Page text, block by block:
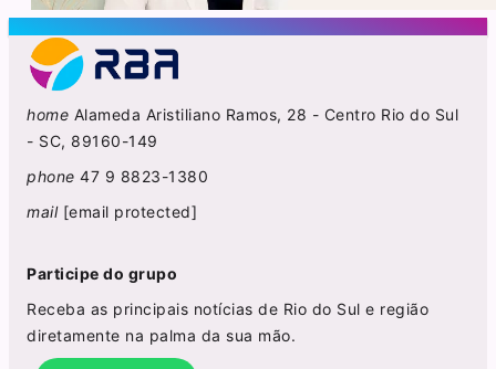
home Alameda Aristiliano Ramos, 28 - Centro Rio do Sul
- SC, 89160-149
phone 47 9 8823-1380
mail [email protected]
Participe do grupo
Receba as principais notícias de Rio do Sul e região
diretamente na palma da sua mão.